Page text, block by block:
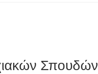
Σπουδών